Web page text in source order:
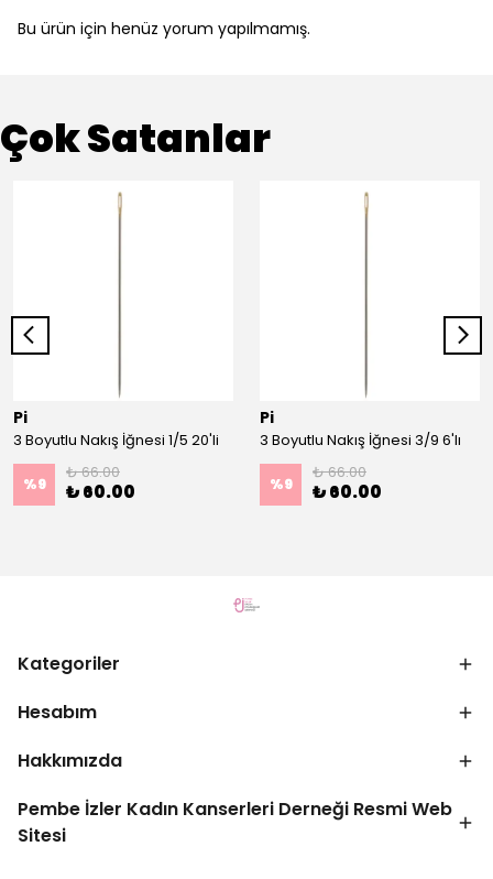
Bu ürün için henüz yorum yapılmamış.
Çok Satanlar
Pi
3 Boyutlu Nakış İğnesi 1/5 20'li
%9
₺ 66.00
₺ 60.00
Pi
3 Boyutlu Nakış İğnesi 3/9 6'lı
%9
₺ 66.00
₺ 60.00
Kategoriler
Hesabım
Hakkımızda
Pembe İzler Kadın Kanserleri Derneği Resmi Web
Sitesi